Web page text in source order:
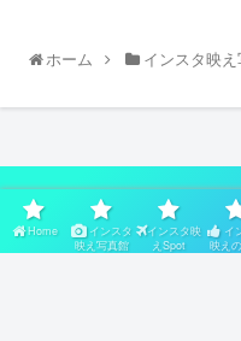
ホーム インスタ映
ス
Home
インスタ
映え写真館
インスタ映
えSpot
イ
映え